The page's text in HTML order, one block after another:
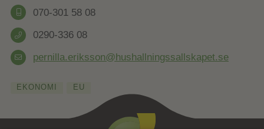
070-301 58 08
0290-336 08
pernilla.eriksson@hushallningssallskapet.se
EKONOMI EU